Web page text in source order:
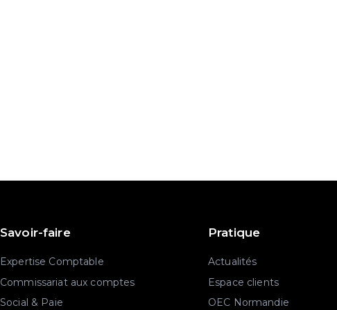
Savoir-faire
Expertise Comptable
Commissariat aux comptes
Social & Paie
Pratique
Actualités
Espace clients
OEC Normandie